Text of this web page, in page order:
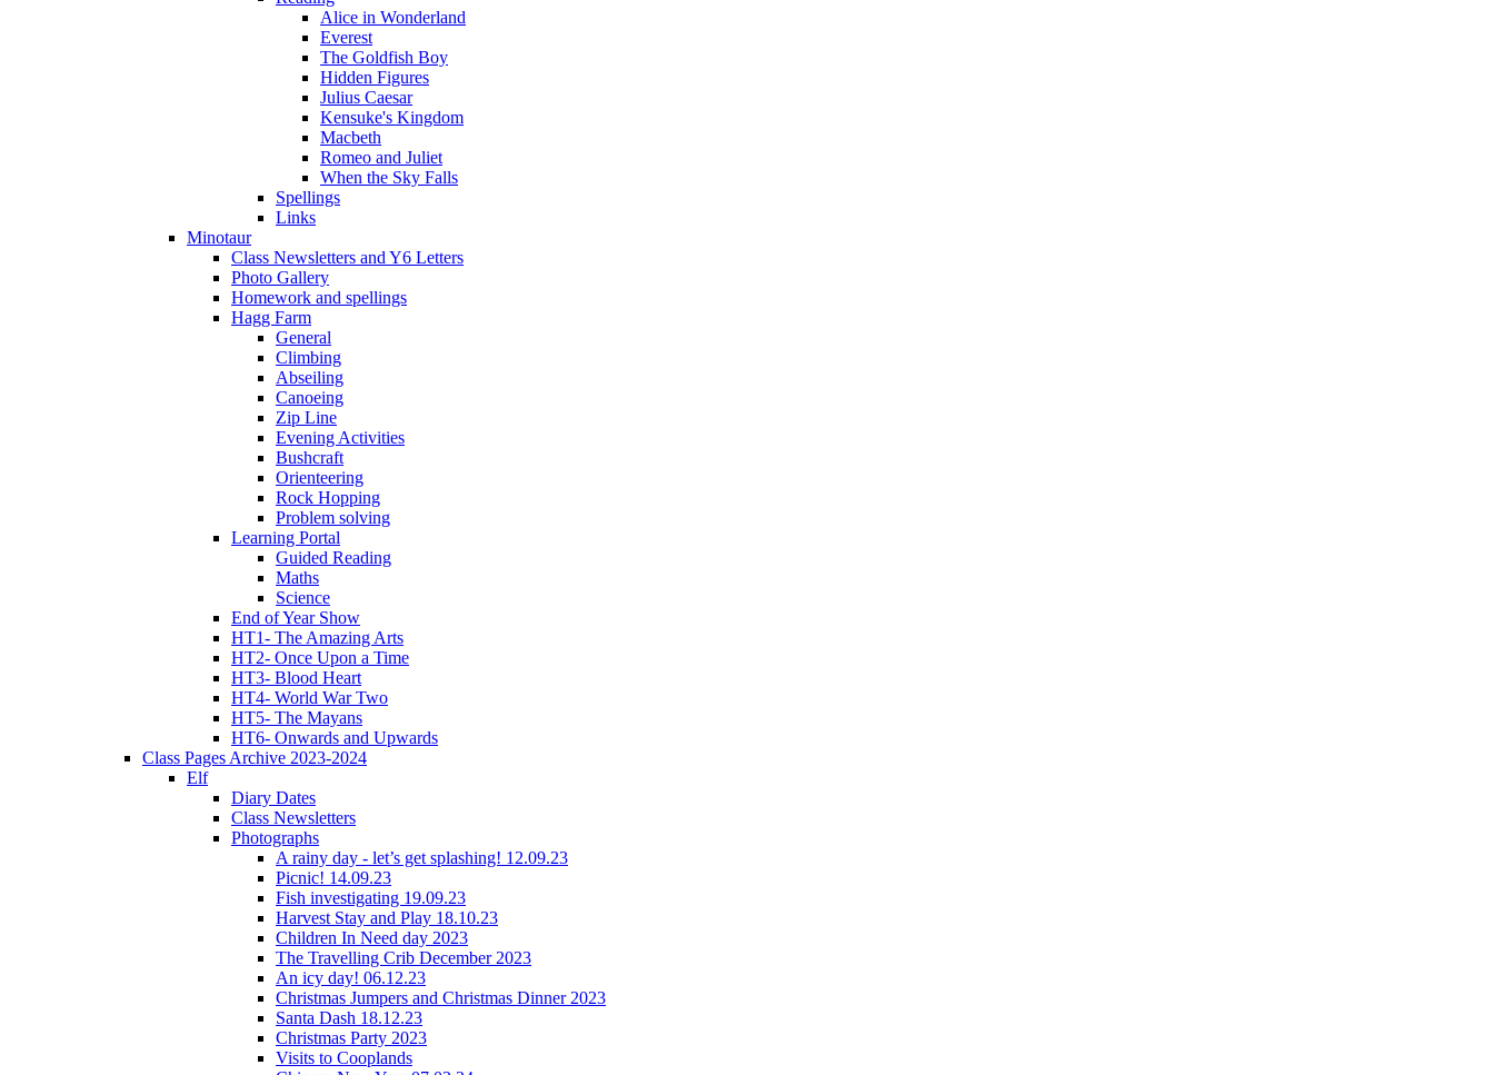
Alice in Wonderland
Everest
The Goldfish Boy
Hidden Figures
Julius Caesar
Kensuke's Kingdom
Macbeth
Romeo and Juliet
When the Sky Falls
Spellings
Links
Minotaur
Class Newsletters and Y6 Letters
Photo Gallery
Homework and spellings
Hagg Farm
General
Climbing
Abseiling
Canoeing
Zip Line
Evening Activities
Bushcraft
Orienteering
Rock Hopping
Problem solving
Learning Portal
Guided Reading
Maths
Science
End of Year Show
HT1- The Amazing Arts
HT2- Once Upon a Time
HT3- Blood Heart
HT4- World War Two
HT5- The Mayans
HT6- Onwards and Upwards
Class Pages Archive 2023-2024
Elf
Diary Dates
Class Newsletters
Photographs
A rainy day - let’s get splashing! 12.09.23
Picnic! 14.09.23
Fish investigating 19.09.23
Harvest Stay and Play 18.10.23
Children In Need day 2023
The Travelling Crib December 2023
An icy day! 06.12.23
Christmas Jumpers and Christmas Dinner 2023
Santa Dash 18.12.23
Christmas Party 2023
Visits to Cooplands